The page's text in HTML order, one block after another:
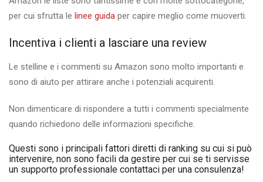
per cui sfrutta le linee guida per capire meglio come muoverti.
Incentiva i clienti a lasciare una review
Le stelline e i commenti su Amazon sono molto importanti e
sono di aiuto per attirare anche i potenziali acquirenti.
Non dimenticare di rispondere a tutti i commenti specialmente
quando richiedono delle informazioni specifiche.
Questi sono i principali fattori diretti di ranking su cui si può
intervenire, non sono facili da gestire per cui se ti servisse
un supporto professionale contattaci per una consulenza!